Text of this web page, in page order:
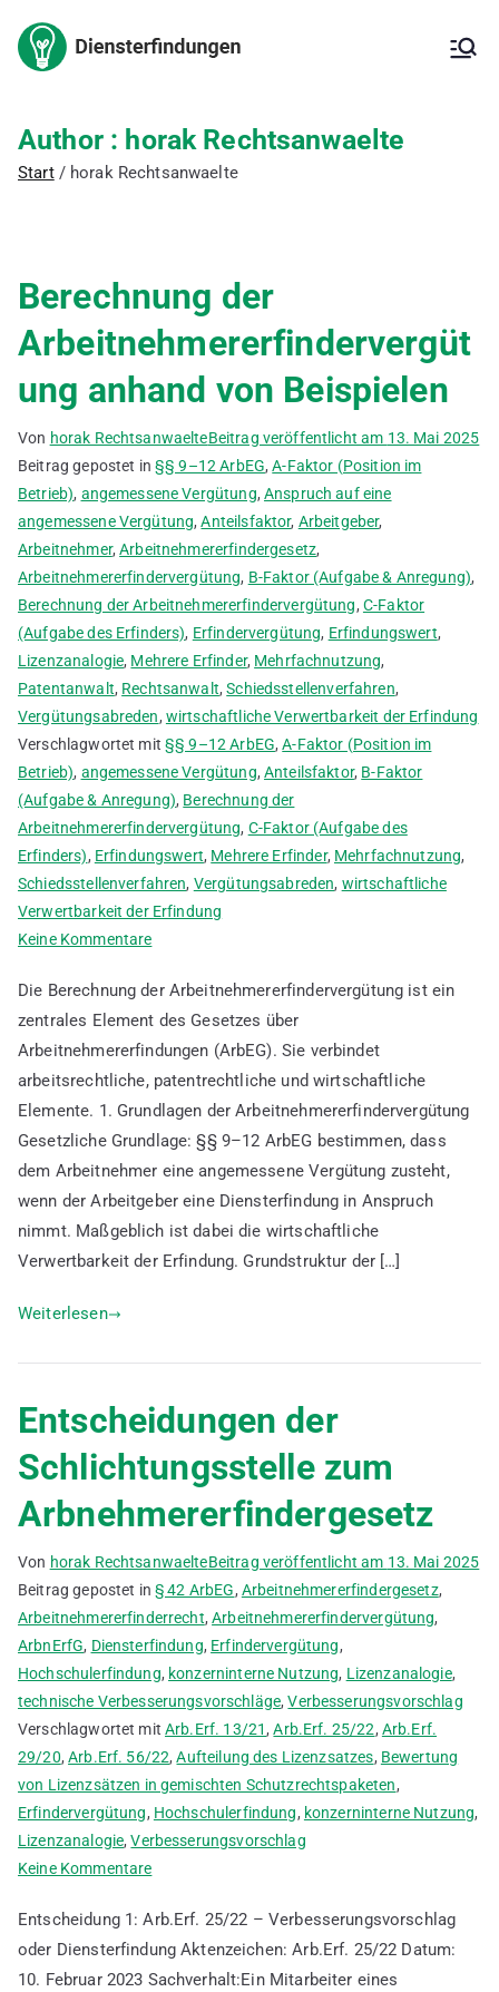
Inhalt
springen
Arbeitnehm
ererfindung
Arbeitnehmererfinderrech
ütung,
Erfindungsmeldung,
Vergütung,
Betriebsgeheimnis,
Verbesserungsvorschläge,
Innovationsförderung,
deutsches Patent,
europäisches Patent,
internationales Patent,
Gebrauchsmuster
Author : horak Rechtsanwaelte
Start horak Rechtsanwaelte
Berechnung der
Arbeitnehmererfindervergüt
ung anhand von Beispielen
Von horak RechtsanwaelteBeitrag veröffentlicht am 13. Mai 2025
Beitrag gepostet in§§ 9–12 ArbEG,A-Faktor (Position im
Betrieb), angemessene Vergütung, Anspruch auf eine
angemessene Vergütung,Anteilsfaktor, Arbeitgeber,
Arbeitnehmer,Arbeitnehmererfindergesetz,
Arbeitnehmererfindervergütung, B-Faktor (Aufgabe & Anregung),
Berechnung der Arbeitnehmererfindervergütung, C-Faktor
(Aufgabe des Erfinders), Erfindervergütung, Erfindungswert,
Lizenzanalogie, Mehrere Erfinder, Mehrfachnutzung,
Patentanwalt, Rechtsanwalt,Schiedsstellenverfahren,
Vergütungsabreden, wirtschaftliche Verwertbarkeit der Erfindung
Verschlagwortet mit§§ 9–12 ArbEG,A-Faktor (Position im
Betrieb), angemessene Vergütung, Anteilsfaktor, B-Faktor
(Aufgabe & Anregung), Berechnung der
Arbeitnehmererfindervergütung, C-Faktor (Aufgabe des
Erfinders), Erfindungswert, Mehrere Erfinder, Mehrfachnutzung,
Schiedsstellenverfahren, Vergütungsabreden, wirtschaftliche
Verwertbarkeit der Erfindung
Keine Kommentarezu
der
Arbeitnehmererfindervergütung
anhand
von
Beispielen
Die Berechnung der Arbeitnehmererfindervergütung ist ein
zentrales Element des Gesetzes über
Arbeitnehmererfindungen (ArbEG). Sie verbindet
arbeitsrechtliche, patentrechtliche und wirtschaftliche
Elemente. 1. Grundlagen der Arbeitnehmererfindervergütung
Gesetzliche Grundlage: §§ 9–12 ArbEG bestimmen, dass
dem Arbeitnehmer eine angemessene Vergütung zusteht,
wenn der Arbeitgeber eine Diensterfindung in Anspruch
nimmt. Maßgeblich ist dabei die wirtschaftliche
Verwertbarkeit der Erfindung. Grundstruktur der […]
Weiterlesen
Entscheidungen der
Schlichtungsstelle zum
Arbnehmererfindergesetz
Von horak RechtsanwaelteBeitrag veröffentlicht am 13. Mai 2025
Beitrag gepostet in§ 42 ArbEG, Arbeitnehmererfindergesetz,
Arbeitnehmererfinderrecht,Arbeitnehmererfindervergütung,
ArbnErfG, Diensterfindung, Erfindervergütung,
Hochschulerfindung, konzerninterne Nutzung, Lizenzanalogie,
technische Verbesserungsvorschläge,Verbesserungsvorschlag
Verschlagwortet mitArb.Erf. 13/21,Arb.Erf. 25/22, Arb.Erf.
29/20,Arb.Erf. 56/22,Aufteilung des Lizenzsatzes, Bewertung
von Lizenzsätzen in gemischten Schutzrechtspaketen,
Erfindervergütung, Hochschulerfindung, konzerninterne Nutzung,
Lizenzanalogie,Verbesserungsvorschlag
Keine Kommentarezu
der
Schlichtungsstelle
zum
Entscheidung 1: Arb.Erf. 25/22 – Verbesserungsvorschlag
oder Diensterfindung Aktenzeichen: Arb.Erf. 25/22 Datum:
10. Februar 2023 Sachverhalt:Ein Mitarbeiter eines